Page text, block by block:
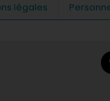
légales